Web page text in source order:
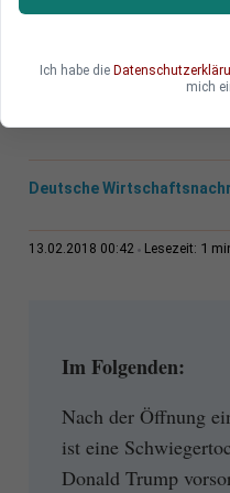
Vanessa Trump ist
einen Brief mit einer
Deutsche
13.02.2018 00:42 Lesezeit: 1
Im Folgenden:
Nach der Öffnung
ist eine
Donald Trump
Ich habe die
mich